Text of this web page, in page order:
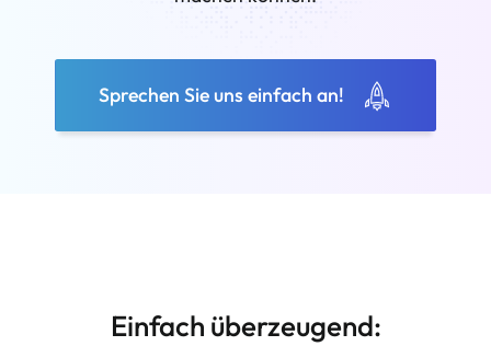
Sprechen Sie uns einfach an!
Einfach überzeugend: